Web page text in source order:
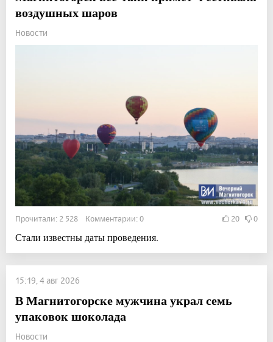
воздушных шаров
Новости
Прочитали: 2 528 Комментарии: 0 20 0
Стали известны даты проведения.
15:19, 4 авг 2026
В Магнитогорске мужчина украл семь
упаковок шоколада
Новости